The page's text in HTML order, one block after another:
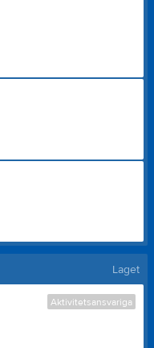
Laget
Aktivitetsansvariga